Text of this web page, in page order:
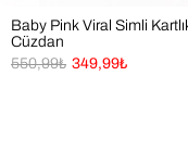
👜 Kullanım
Baby Pink Viral Simli
Cüzdan
349,99₺
550,99₺